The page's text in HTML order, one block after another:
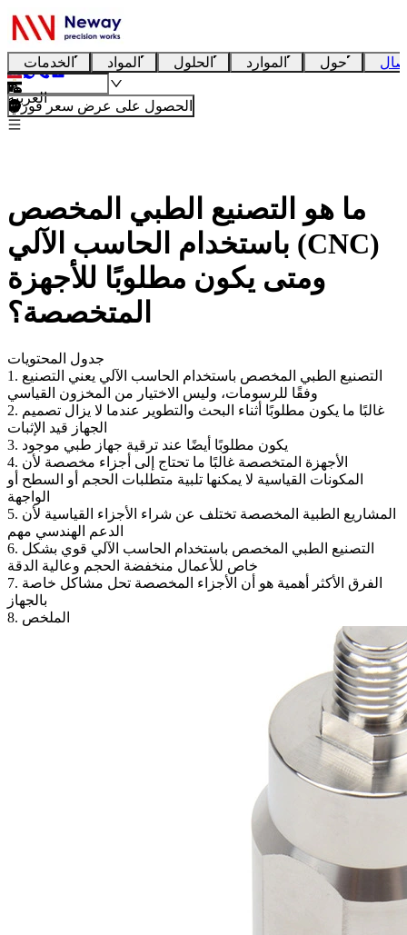
الخدمات المواد الحلول الموارد حول
العربية
الحصول على عرض سعر فوري
ما هو التصنيع الطبي المخصص
باستخدام الحاسب الآلي (CNC)
ومتى يكون مطلوبًا للأجهزة
المتخصصة؟
جدول المحتويات
1. التصنيع الطبي المخصص باستخدام الحاسب الآلي يعني التصنيع
وفقًا للرسومات، وليس الاختيار من المخزون القياسي
2. غالبًا ما يكون مطلوبًا أثناء البحث والتطوير عندما لا يزال تصميم
الجهاز قيد الإثبات
3. يكون مطلوبًا أيضًا عند ترقية جهاز طبي موجود
4. الأجهزة المتخصصة غالبًا ما تحتاج إلى أجزاء مخصصة لأن
المكونات القياسية لا يمكنها تلبية متطلبات الحجم أو السطح أو
الواجهة
5. المشاريع الطبية المخصصة تختلف عن شراء الأجزاء القياسية لأن
الدعم الهندسي مهم
6. التصنيع الطبي المخصص باستخدام الحاسب الآلي قوي بشكل
خاص للأعمال منخفضة الحجم وعالية الدقة
7. الفرق الأكثر أهمية هو أن الأجزاء المخصصة تحل مشاكل خاصة
بالجهاز
8. الملخص